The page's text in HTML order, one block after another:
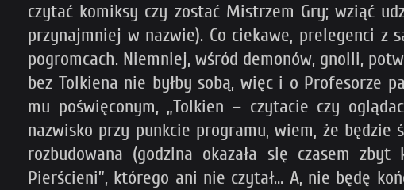
czytać komiksy czy zostać Mistrzem Gry; wziąć
przynajmniej w nazwie). Co ciekawe, prelegenci
pogromcach. Niemniej, wśród demonów, gnolli,
bez Tolkiena nie byłby sobą, więc i o Profesorze
mu poświęconym, „Tolkien – czytacie czy
nazwisko przy punkcie programu, wiem, że będzie
rozbudowana (godzina okazała się czasem
Pierścieni”, którego ani nie czytał… A, nie będę